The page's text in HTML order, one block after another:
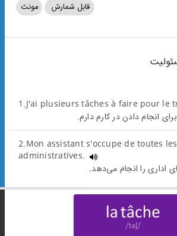
قابل شمارش مونث
1.J'ai plusieurs tâches à faire pour le
2.Mon assistant s'occupe de toutes
administratives.